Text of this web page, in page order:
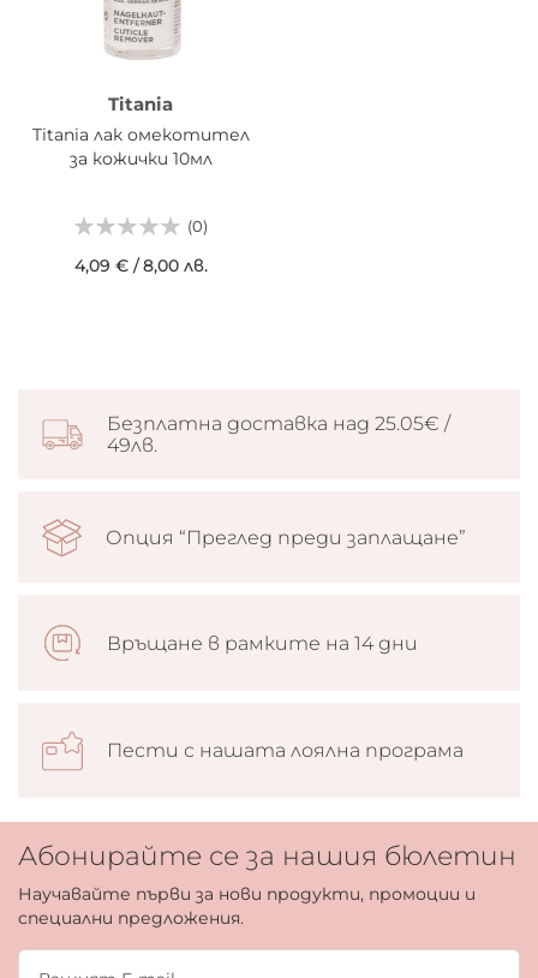
Titania
Titania лак омекотител
за кожички 10мл
(0)
4,09 €/8,00 лв.
Безплатна доставка над 25.05€ /
49лв.
Опция “Преглед преди заплащане”
Връщане в рамките на 14 дни
Пести с нашата лоялна програма
Абонирайте се за нашия бюлетин
Научавайте първи за нови продукти, промоции и
специални предложения.